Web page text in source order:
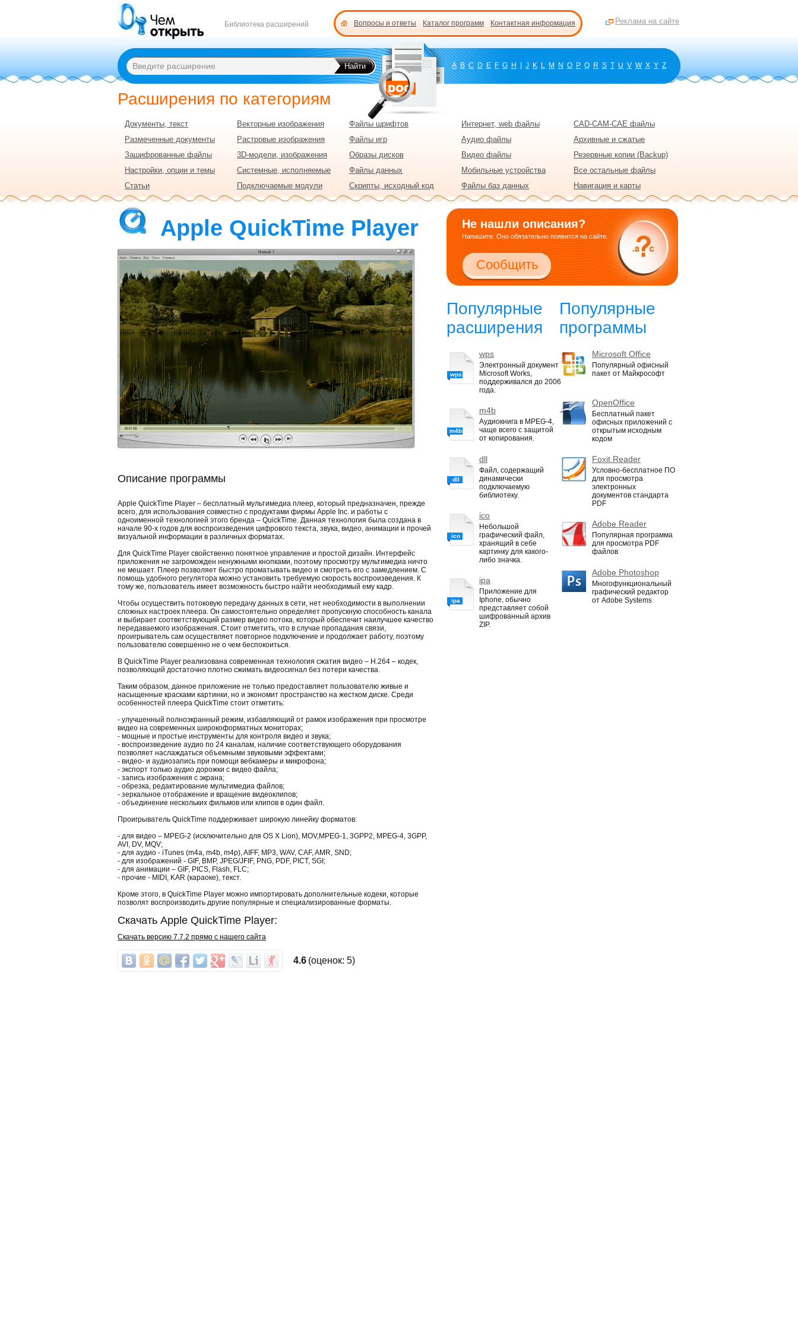
Библиотека расширений Вопросы и ответы Каталог программ Контактная информация Реклама на сайте
A B C D E F G H J K L M N O P Q R S T U V W X Y Z
Apple QuickTime Player
Описание программы
Apple QuickTime Player – бесплатный мультимедиа плеер, который предназначен, прежде
всего, для использования совместно с продуктами фирмы Apple Inc. и работы с
одноименной технологией этого бренда – QuickTime. Данная технология была создана в
начале 90-х годов для воспроизведения цифрового текста, звука, видео, анимации и прочей
визуальной информации в различных форматах.
Для QuickTime Player свойственно понятное управление и простой дизайн. Интерфейс
приложения не загроможден ненужными кнопками, поэтому просмотру мультимедиа ничто
не мешает. Плеер позволяет быстро проматывать видео и смотреть его с замедлением. С
помощь удобного регулятора можно установить требуемую скорость воспроизведения. К
тому же, пользователь имеет возможность быстро найти необходимый ему кадр.
Чтобы осуществить потоковую передачу данных в сети, нет необходимости в выполнении
сложных настроек плеера. Он самостоятельно определяет пропускную способность канала
и выбирает соответствующий размер видео потока, который обеспечит наилучшее качество
передаваемого изображения. Стоит отметить, что в случае пропадания связи,
проигрыватель сам осуществляет повторное подключение и продолжает работу, поэтому
пользователю совершенно не о чем беспокоиться.
В QuickTime Player реализована современная технология сжатия видео – Н.264 – кодек,
позволяющий достаточно плотно сжимать видеосигнал без потери качества.
Таким образом, данное приложение не только предоставляет пользователю живые и
насыщенные красками картинки, но и экономит пространство на жестком диске. Среди
особенностей плеера QuickTime стоит отметить:
- улучшенный полноэкранный режим, избавляющий от рамок изображения при просмотре
видео на современных широкоформатных мониторах;
- мощные и простые инструменты для контроля видео и звука;
- воспроизведение аудио по 24 каналам, наличие соответствующего оборудования
позволяет наслаждаться объемными звуковыми эффектами;
- видео- и аудиозапись при помощи вебкамеры и микрофона;
- экспорт только аудио дорожки с видео файла;
- запись изображения с экрана;
- обрезка, редактирование мультимедиа файлов;
- зеркальное отображение и вращение видеоклипов;
- объединение нескольких фильмов или клипов в один файл.
Проигрыватель QuickTime поддерживает широкую линейку форматов:
- для видео – MPEG-2 (исключительно для OS X Lion), MOV,MPEG-1, 3GPP2, MPEG-4, 3GPP,
AVI, DV, MQV;
- для аудио - iTunes (m4a, m4b, m4p), AIFF, MP3, WAV, CAF, AMR, SND;
- для изображений - GIF, BMP, JPEG/JFIF, PNG, PDF, PICT, SGI;
- для анимации – GIF, PICS, Flash, FLC;
- прочие - MIDI, KAR (караоке), текст.
Кроме этого, в QuickTime Player можно импортировать дополнительные кодеки, которые
позволят воспроизводить другие популярные и специализированные форматы.
Скачать Apple QuickTime Player:
Скачать версию 7.7.2 прямо с нашего сайта
4.6 (оценок: 5)
Не нашли описания?
Напишите. Оно обязательно появится на сайте.
Сообщить
Популярные
расширения
wps
wps
Электронный документ
Microsoft Works,
поддерживался до 2006
года.
m4b
m4b
Аудиокнига в MPEG-4,
чаще всего с защитой
от копирования.
dll
dll
Файл, содержащий
динамически
подключаемую
библиотеку.
ico
ico
Небольшой
графический файл,
хранящий в себе
картинку для какого-
либо значка.
ipa
ipa
Приложение для
Iphone, обычно
представляет собой
шифрованный архив
ZIP.
Популярные
программы
Microsoft Office
Популярный офисный
пакет от Майкрософт
OpenOffice
Бесплатный пакет
офисных приложений с
открытым исходным
кодом
Foxit Reader
Условно-бесплатное ПО
для просмотра
электронных
документов стандарта
PDF
Adobe Reader
Популярная программа
для просмотра PDF
файлов
Adobe Photoshop
Многофункциональный
графический редактор
от Adobe Systems
Расширения по категориям
Документы, текст Векторные изображения Файлы шрифтов Интернет, web файлы
CAD-CAM-CAE файлы
Размеченные документы
Растровые изображения Файлы игр Аудио файлы
Архивные и сжатые
Зашифрованные файлы
3D-модели, изображения Образы дисков Видео файлы
Резервные копии (Backup)
Настройки, опции и темы
Системные, исполняемые Файлы данных Мобильные устройства
Все остальные файлы
Статьи
Подключаемые модули Скрипты, исходный код Файлы баз данных Навигация и карты